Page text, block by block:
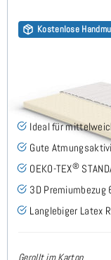
Kostenlose
Latex RG65
Ideal für
Gute
OEKO-TEX®
3D
Langlebiger Latex
Gerollt im Karton